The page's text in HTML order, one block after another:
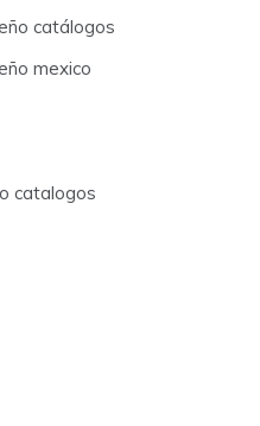
catálogos
mexico
catalogos